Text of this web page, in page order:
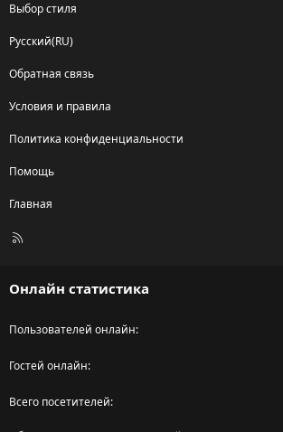
Выбор стиля
Русский(RU)
Обратная связь
Условия и правила
Политика конфиденциальности
Помощь
Главная
R
Онлайн статистика
Пользователей онлайн
Гостей онлайн
Всего посетителей